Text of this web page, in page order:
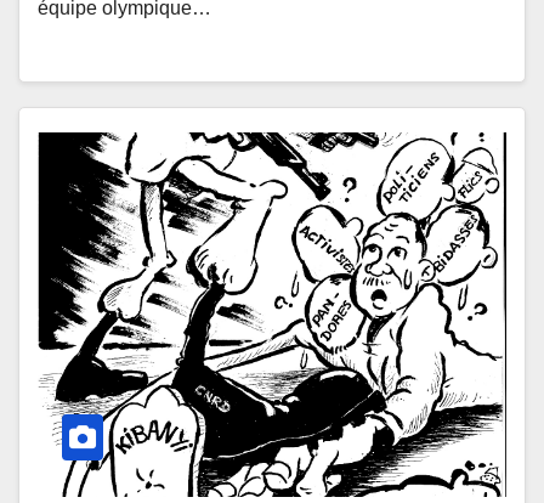
équipe olympique…